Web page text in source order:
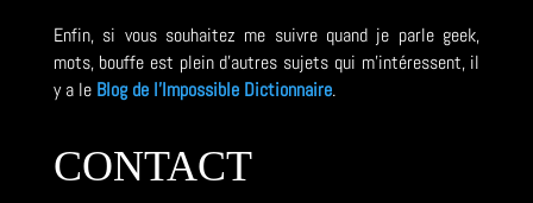
Enfin, si vous souhaitez me suivre quand je parle geek,
mots, bouffe est plein d'autres sujets qui m'intéressent, il
y a le Blog de l'Impossible Dictionnaire.
CONTACT